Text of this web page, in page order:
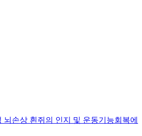
뇌손상 흰쥐의 인지 및 운동기능회복에